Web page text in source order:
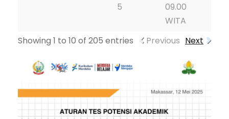
5
09.00
WITA
Showing 1 to 10 of 205 entries
Previous Next